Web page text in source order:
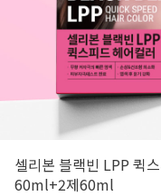
셀리본 블랙빈 LPP 퀵
60ml+2제60ml